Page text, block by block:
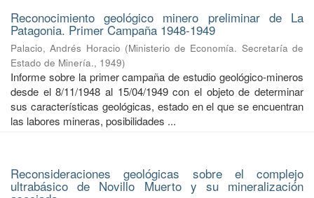
Reconocimiento geológico minero preliminar de La
Patagonia. Primer Campaña 1948-1949
Palacio, Andrés Horacio (Ministerio de Economía. Secretaría de
Estado de Minería., 1949)
Informe sobre la primer campaña de estudio geológico-mineros
desde el 8/11/1948 al 15/04/1949 con el objeto de determinar
sus características geológicas, estado en el que se encuentran
las labores mineras, posibilidades ...
Reconsideraciones geológicas sobre el complejo
ultrabásico de Novillo Muerto y su mineralización